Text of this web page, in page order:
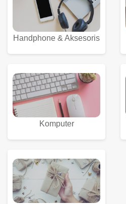
Handphone & Aksesoris
Komputer